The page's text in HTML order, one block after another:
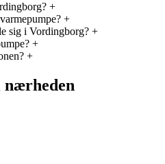
+
+
sig i Vordingborg? +
+
+
nærheden